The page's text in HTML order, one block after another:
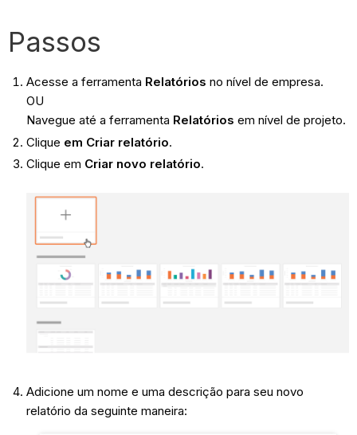
Passos
Acesse a ferramenta Relatórios no nível de empresa.
OU
Navegue até a ferramenta Relatórios em nível de projeto.
Clique em Criar relatório.
Clique em Criar novo relatório.
Adicione um nome e uma descrição para seu novo
relatório da seguinte maneira: